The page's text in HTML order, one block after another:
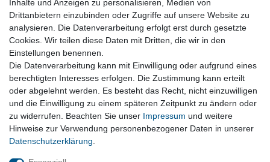
Zustandsbeschreibung: Gerbaucht, Spurkopf fest
Originalteil !
Vertrag widerrufen
Inhalte und Anzeigen zu personalisieren, Medien von
Drittanbietern einzubinden oder Zugriffe auf unsere Website zu
analysieren. Die Datenverarbeitung erfolgt erst durch gesetzte
Cookies. Wir teilen diese Daten mit Dritten, die wir in den
Einstellungen benennen.
Die Datenverarbeitung kann mit Einwilligung oder aufgrund eines
berechtigten Interesses erfolgen. Die Zustimmung kann erteilt
oder abgelehnt werden. Es besteht das Recht, nicht einzuwilligen
und die Einwilligung zu einem späteren Zeitpunkt zu ändern oder
zu widerrufen. Beachten Sie unser Impressum und weitere
Hinweise zur Verwendung personenbezogener Daten in unserer
Daten­schutz­erklärung